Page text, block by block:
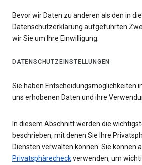
Bevor wir Daten zu anderen als den in
Datenschutzerklärung aufgeführten
wir Sie um Ihre Einwilligung.
DATENSCHUTZEINSTELLUNGEN
Sie haben Entscheidungsmöglichkeiten
uns erhobenen Daten und ihre
In diesem Abschnitt werden die
beschrieben, mit denen Sie Ihre
Diensten verwalten können. Sie können
Privatsphärecheckverwenden, um